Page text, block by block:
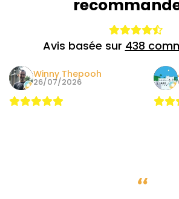
Avis basée sur 438
Winny Thepooh
26/07/2026